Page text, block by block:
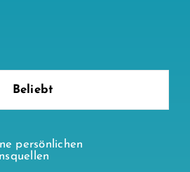
Beliebt
persönlichen